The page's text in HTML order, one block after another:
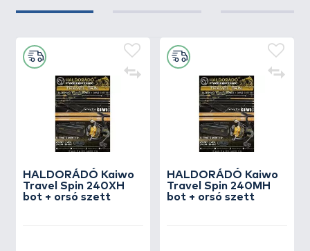
HALDORÁDÓ Kaiwo
Travel Spin 240XH
bot + orsó szett
HALDORÁDÓ Kaiwo
Travel Spin 240MH
bot + orsó szett